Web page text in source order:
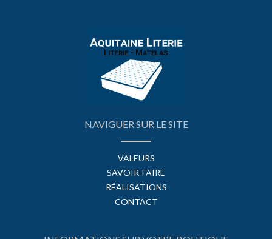
NAVIGUER SUR LE SITE
VALEURS
SAVOIR-FAIRE
RÉALISATIONS
CONTACT